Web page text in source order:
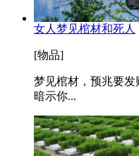
女人梦见棺材和死人
[物品]
梦见棺材，预兆要
暗示你...